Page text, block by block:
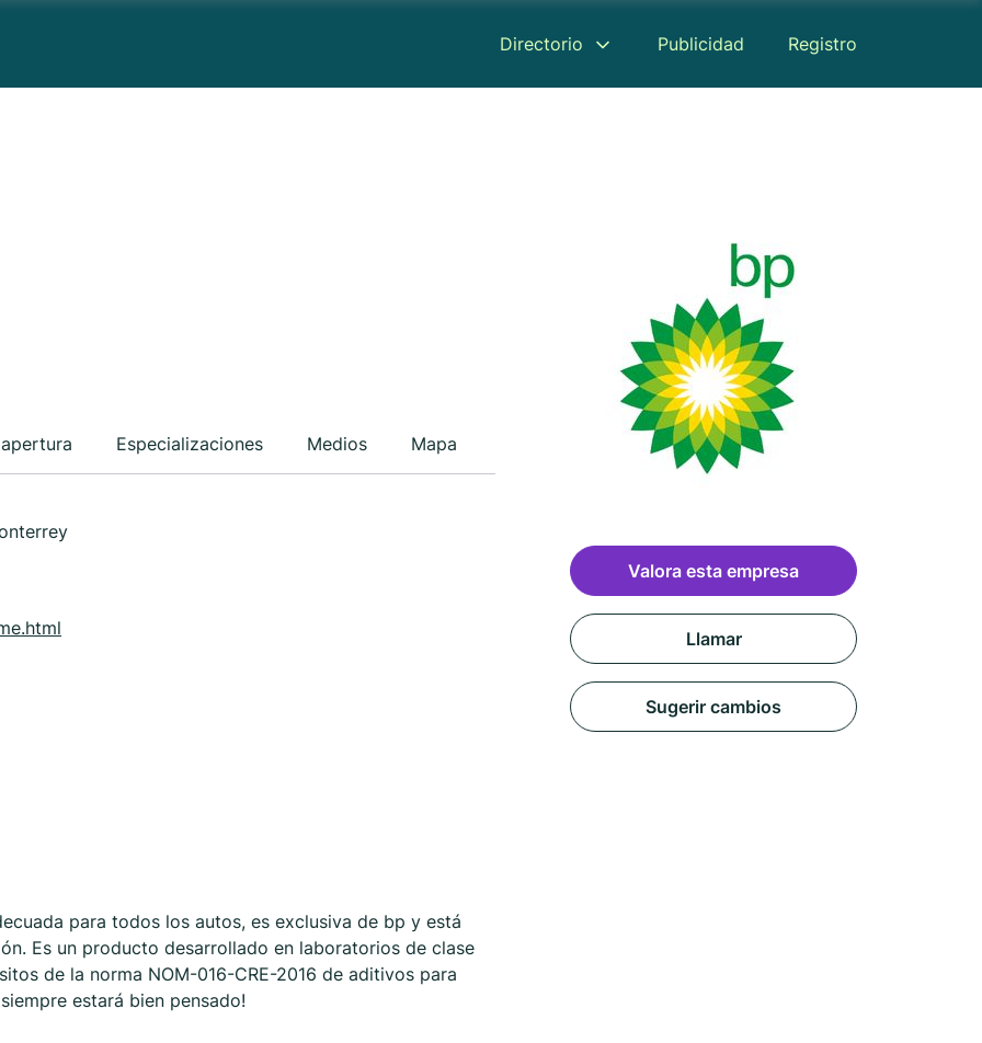
Directorio Publicidad Registro
Especializaciones Medios Mapa
para todos los autos, es exclusiva de bp y está
Es un producto desarrollado en laboratorios de clase
de la norma NOM-016-CRE-2016 de aditivos para
estará bien pensado!
Valora esta empresa
Llamar
Sugerir cambios